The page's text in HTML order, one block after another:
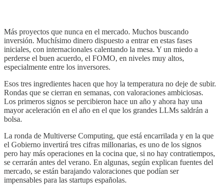
Más proyectos que nunca en el mercado. Muchos buscando
inversión. Muchísimo dinero dispuesto a entrar en estas fases
iniciales, con internacionales calentando la mesa. Y un miedo a
perderse el buen acuerdo, el FOMO, en niveles muy altos,
especialmente entre los inversores.
Esos tres ingredientes hacen que hoy la temperatura no deje de subir.
Rondas que se cierran en semanas, con valoraciones ambiciosas.
Los primeros signos se percibieron hace un año y ahora hay una
mayor aceleración en el año en el que los grandes LLMs saldrán a
bolsa.
La ronda de Multiverse Computing, que está encarrilada y en la que
el Gobierno invertirá tres cifras millonarias, es uno de los signos
pero hay más operaciones en la cocina que, si no hay contratiempos,
se cerrarán antes del verano. En algunas, según explican fuentes del
mercado, se están barajando valoraciones que podían ser
impensables para las startups españolas.